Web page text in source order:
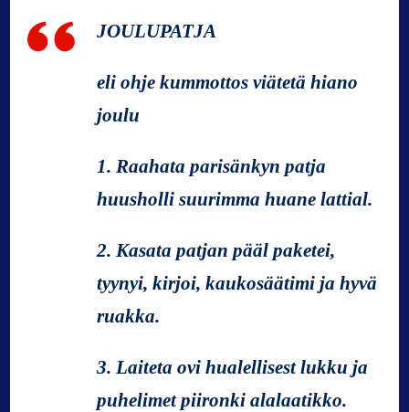
n
l
v
r
JOULUPATJA
eli ohje kummottos viätetä hiano
joulu
1. Raahata parisänkyn patja
huusholli suurimma huane lattial.
2. Kasata patjan pääl paketei,
tyynyi, kirjoi, kaukosäätimi ja hyvä
ruakka.
3. Laiteta ovi hualellisest lukku ja
puhelimet piironki alalaatikko.